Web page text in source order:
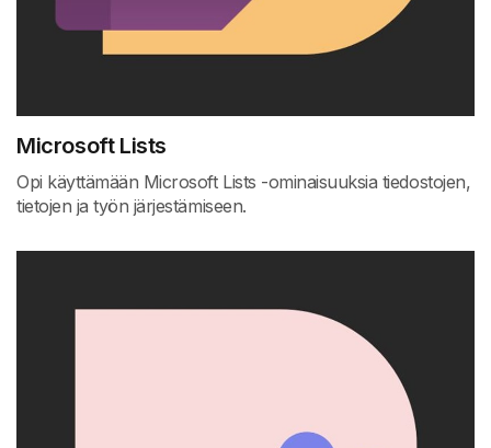
Microsoft Lists
Opi käyttämään Microsoft Lists -ominaisuuksia tiedostojen,
tietojen ja työn järjestämiseen.